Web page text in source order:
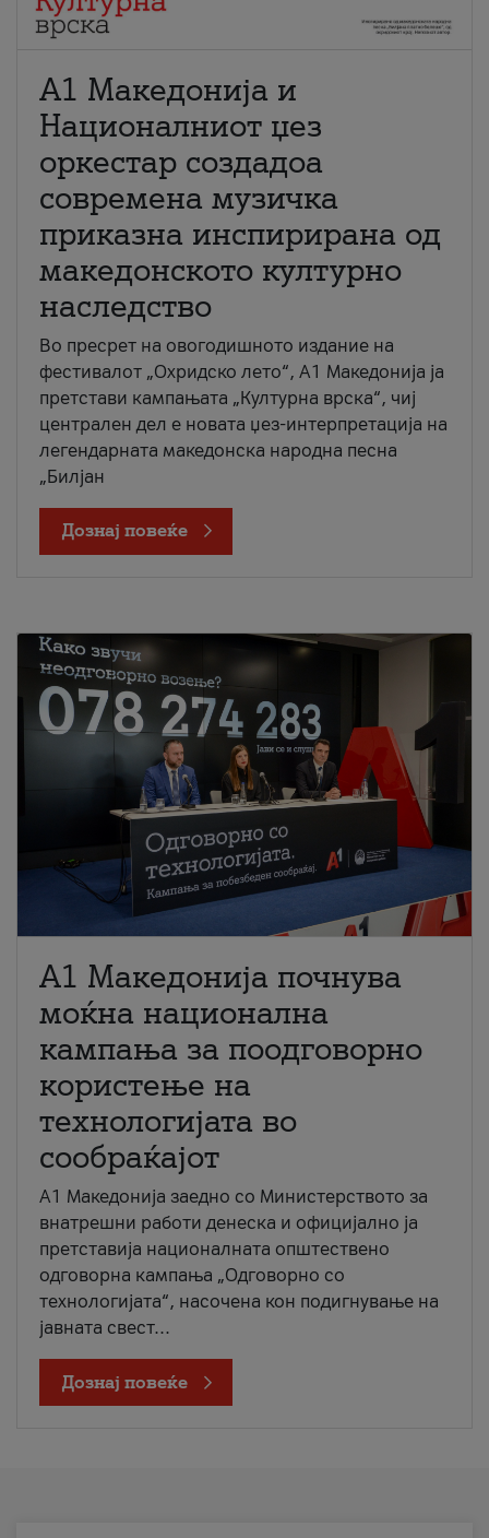
А1 Македонија и
Националниот џез
оркестар создадоа
современа музичка
приказна инспирирана од
македонското културно
наследство
Во пресрет на овогодишното издание на
фестивалот „Охридско лето“, А1 Македонија ја
претстави кампањата „Културна врска“, чиј
централен дел е новата џез-интерпретација на
легендарната македонска народна песна
„Билјан
Дознај повеќе
A1 Македонија почнува
моќна национална
кампања за поодговорно
користење на
технологијата во
сообраќајот
A1 Македонија заедно со Министерството за
внатрешни работи денеска и официјално ја
претставија националната општествено
одговорна кампања „Одговорно со
технологијата“, насочена кон подигнување на
јавната свест...
Дознај повеќе